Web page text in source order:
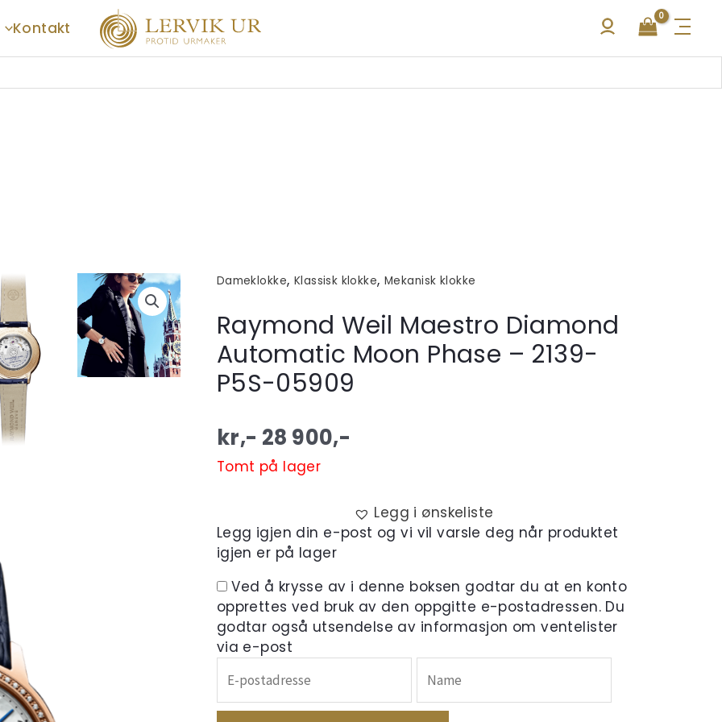
Kontakt
Dameklokke, Klassisk klokke,Mekanisk klokke
Raymond Weil Maestro Diamond
Automatic Moon Phase – 2139-
P5S-05909
kr,- 28 900,-
Tomt på lager
Legg i ønskeliste
Legg igjen din e-post og vi vil varsle deg når produktet
igjen er på lager
Ved å krysse av i denne boksen godtar du at en konto
opprettes ved bruk av den oppgitte e-postadressen. Du
godtar også utsendelse av informasjon om ventelister
via e-post
inn
e-